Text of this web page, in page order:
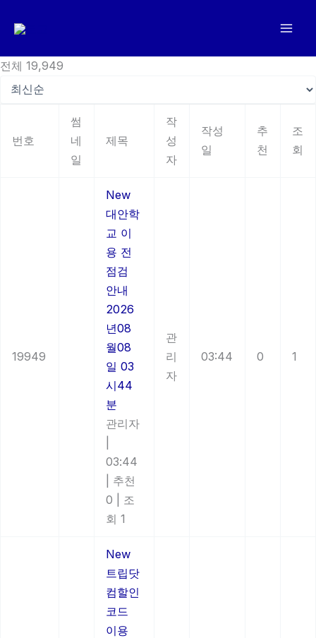
로
전체 19,949
번호
썸
네
일
제목
작
성
자
작성
일
추
천
조
회
19949
New
대안학
교 이
용 전
점검
안내
2026
년08
월08
일 03
시44
분
관리자
03:44
추천
0
조
회 1
관
리
자
03:44 0 1
New
트립닷
컴할인
코드
이용